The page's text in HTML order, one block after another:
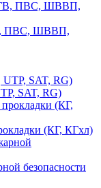
ПВС, ШВВП,
SAT, RG)
(КГ, КГхл)
безопасности